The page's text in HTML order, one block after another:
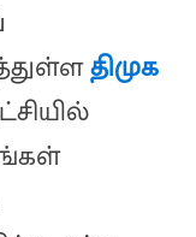
திமுக